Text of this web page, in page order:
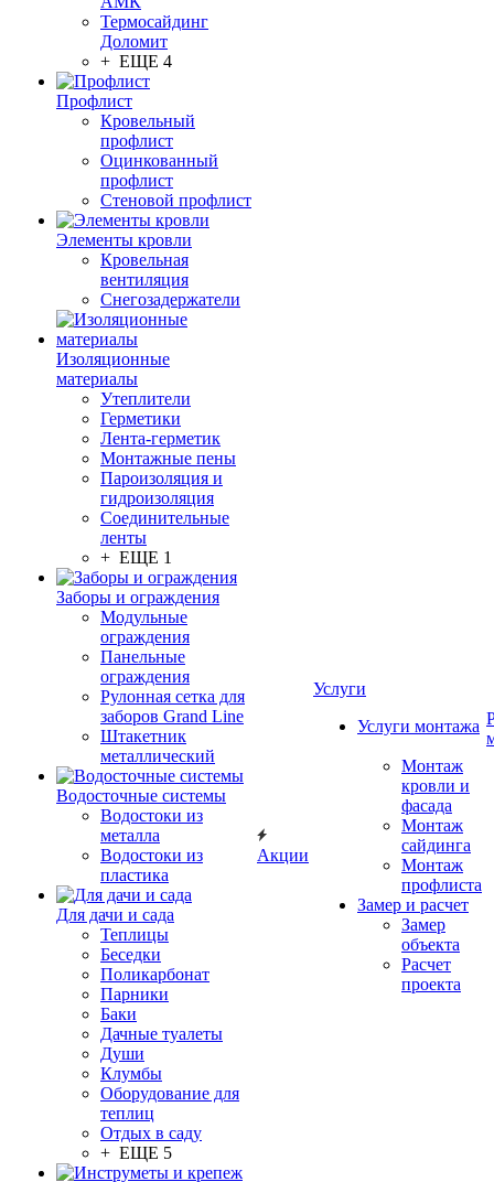
Термосайдинг
Доломит
+ ЕЩЕ 4
Профлист
Кровельный
профлист
Оцинкованный
профлист
Стеновой профлист
Элементы кровли
Кровельная
вентиляция
Снегозадержатели
Изоляционные
материалы
Утеплители
Герметики
Лента-герметик
Монтажные пены
Пароизоляция и
гидроизоляция
Соединительные
ленты
+ ЕЩЕ 1
Заборы и ограждения
Модульные
ограждения
Панельные
ограждения
Рулонная сетка для
заборов Grand Line
Штакетник
металлический
Водосточные системы
Водостоки из
металла
Водостоки из
пластика
Для дачи и сада
Теплицы
Беседки
Поликарбонат
Парники
Баки
Дачные туалеты
Души
Клумбы
Оборудование для
теплиц
Отдых в саду
+ ЕЩЕ 5
Акции
Услуги
Услуги монтажа
Монтаж
кровли и
фасада
Монтаж
сайдинга
Монтаж
профлиста
Замер и расчет
Замер
объекта
Расчет
проекта